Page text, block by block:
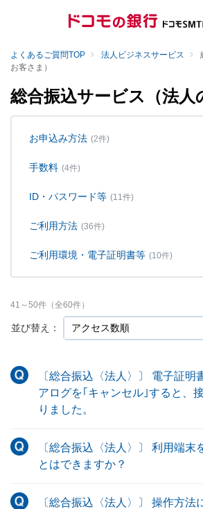
よくあるご質問TOP 法人ビジネスサービス
お客さま）
総合振込サービス（法人
お申込み方法 (2件)
手数料 (4件)
ID・パスワード等 (11件)
ご利用方法 (36件)
ご利用環境・電子証明書等 (10件)
並び替え：
41 ～50件（全60件）
〔総合振込〈法人〉〕 電子証明
アログを｢キャンセル｣すると、
りました。
〔総合振込〈法人〉〕 利用端末
とはできますか？
〔総合振込〈法人〉〕 操作方法